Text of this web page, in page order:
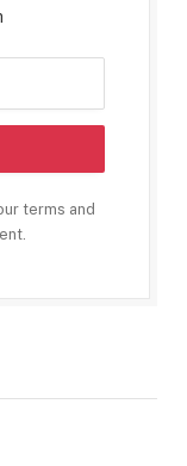
terms and